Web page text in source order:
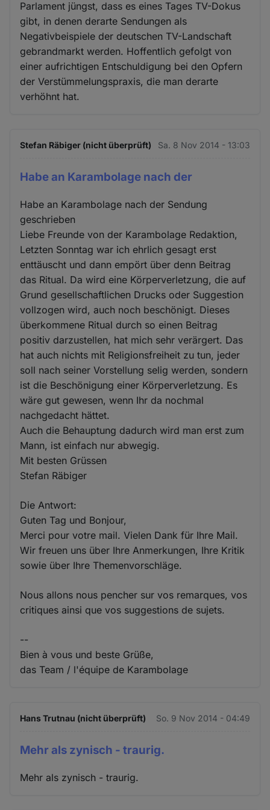
Parlament jüngst, dass es eines Tages TV-Dokus
gibt, in denen derarte Sendungen als
Negativbeispiele der deutschen TV-Landschaft
gebrandmarkt werden. Hoffentlich gefolgt von
einer aufrichtigen Entschuldigung bei den Opfern
der Verstümmelungspraxis, die man derarte
verhöhnt hat.
Stefan Räbiger (nicht überprüft) Sa. 8 Nov 2014 - 13:03
Habe an Karambolage nach der
Habe an Karambolage nach der Sendung
geschrieben
Liebe Freunde von der Karambolage Redaktion,
Letzten Sonntag war ich ehrlich gesagt erst
enttäuscht und dann empört über denn Beitrag
das Ritual. Da wird eine Körperverletzung, die auf
Grund gesellschaftlichen Drucks oder Suggestion
vollzogen wird, auch noch beschönigt. Dieses
überkommene Ritual durch so einen Beitrag
positiv darzustellen, hat mich sehr verärgert. Das
hat auch nichts mit Religionsfreiheit zu tun, jeder
soll nach seiner Vorstellung selig werden, sondern
ist die Beschönigung einer Körperverletzung. Es
wäre gut gewesen, wenn Ihr da nochmal
nachgedacht hättet.
Auch die Behauptung dadurch wird man erst zum
Mann, ist einfach nur abwegig.
Mit besten Grüssen
Stefan Räbiger
Die Antwort:
Guten Tag und Bonjour,
Merci pour votre mail. Vielen Dank für Ihre Mail.
Wir freuen uns über Ihre Anmerkungen, Ihre Kritik
sowie über Ihre Themenvorschläge.
Nous allons nous pencher sur vos remarques, vos
critiques ainsi que vos suggestions de sujets.
--
Bien à vous und beste Grüße,
das Team / l'équipe de Karambolage
Hans Trutnau (nicht überprüft) So. 9 Nov 2014 - 04:49
Mehr als zynisch - traurig.
Mehr als zynisch - traurig.